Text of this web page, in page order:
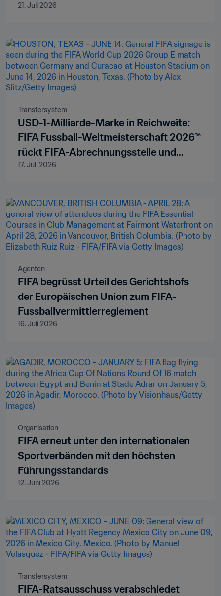
Weltmeisterschaft 2026™ festgestellt
21. Juli 2026
Transfersystem
USD-1-Milliarde-Marke in Reichweite:
FIFA Fussball-Weltmeisterschaft 2026™
rückt FIFA-Abrechnungsstelle und
Ausbildungsvergütungen ins
17. Juli 2026
Agenten
FIFA begrüsst Urteil des Gerichtshofs
der Europäischen Union zum FIFA-
Fussballvermittlerreglement
16. Juli 2026
Organisation
FIFA erneut unter den internationalen
Sportverbänden mit den höchsten
Führungsstandards
12. Juni 2026
Transfersystem
FIFA-Ratsausschuss verabschiedet